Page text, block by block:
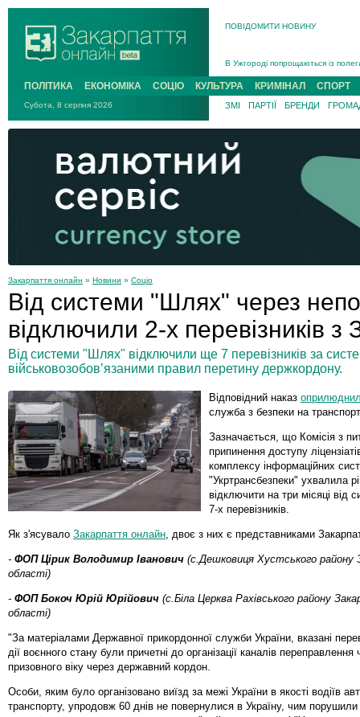
ПОВІДОМИТИ НОВИНУ
В Ужгороді попрощаються із
В Ужгороді 5 серпня
Підтвердили загибель
На війні з рф поліг військовий з
На Хустщині внаслідок ДТП за
Інструктора районного ТЦК на
ПОЛІТИКА ЕКОНОМІКА СОЦІО КУЛЬТУРА КРИМІНАЛ СПОРТ
Субота, 8 серпня 2026 ЗМІ ПАРТІЇ БРЕНДИ
Закарпаття онлайн » Новини » Соціо
Від системи "Шлях" через
відключили 2-х перевізників з
Від системи "Шлях" відключили ще 7 перевізників за
військовозобов’язаними правил перетину держкордону.
Відповідний наказ
служба з безпеки на
Зазначається, що Комісія з
припинення доступу
комплексу інформаційних
"Укртрансбезпеки" ухвалила
відключити на три місяці від
7-х перевізників.
Як з'ясувало Закарпаття онлайн , двоє з них є представниками
- ФОП Цірик Володимир Іванович (с.Дешковиця Хустського району
області)
- ФОП Бокоч Юрій Юрійович (с.Біла Церква Рахівського району
області)
"За матеріалами Державної прикордонної служби України, вказані
дії воєнного стану були причетні до організації каналів переправлення
призовного віку через державний кордон.
Особи, яким було організовано виїзд за межі України в якості водіїв
транспорту, упродовж 60 днів не повернулися в Україну, чим порушили